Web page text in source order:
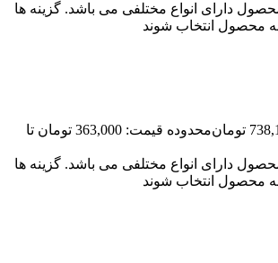
دارای انواع مختلفی می باشد. گزینه ها
محصول انتخاب شوند
تومان
محدوده قیمت: 363,000 تومان تا
دارای انواع مختلفی می باشد. گزینه ها
محصول انتخاب شوند